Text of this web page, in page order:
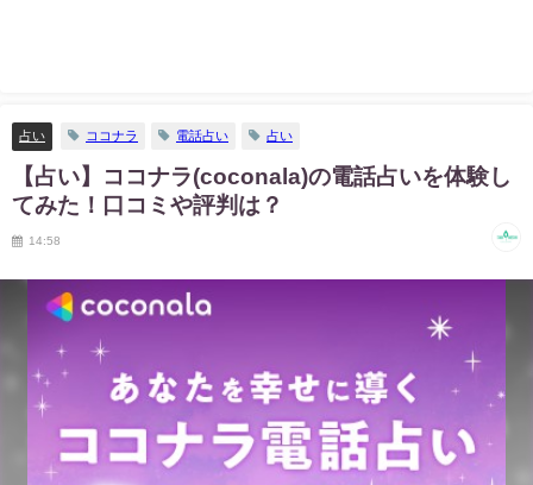
占い ココナラ 電話占い 占い
【占い】ココナラ(coconala)の電話占いを体験し
てみた！口コミや評判は？
14:58